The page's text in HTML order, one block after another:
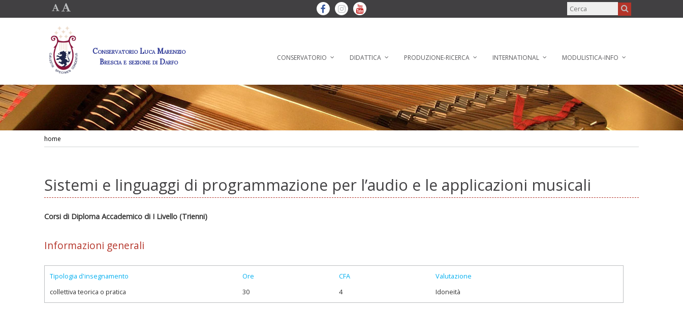
Conservatorio Luca Marenzio
Brescia e sezione di Darfo
CONSERVATORIO DIDATTICA PRODUZIONE-RICERCA INTERNATIONAL MODULISTICA-INFO
home
Sistemi e linguaggi di programmazione per l’audio e le applicazioni musicali
Corsi di Diploma Accademico di I Livello (Trienni)
Informazioni generali
Tipologia d'insegnamento
collettiva teorica o pratica
Ore
30
CFA
4
Valutazione
Idoneità